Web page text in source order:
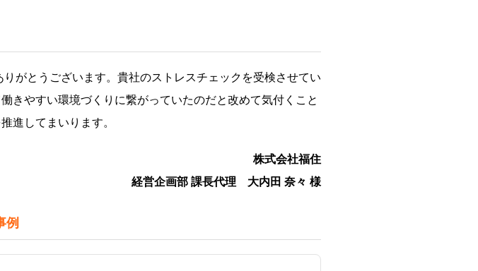
がとうございます。貴社のストレスチェックを受検させてい
きやすい環境づくりに繋がっていたのだと改めて気付くこと
進してまいります。
株式会社福住
経営企画部 課長代理 大内田 奈々 様
例